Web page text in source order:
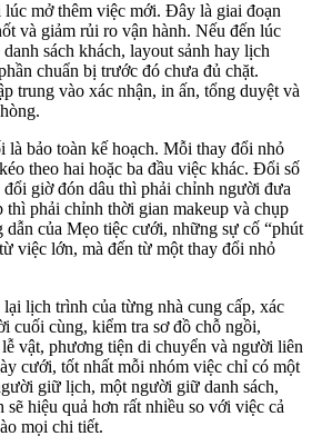
mở thêm việc mới. Đây là giai đoạn
và giảm rủi ro vận hành. Nếu đến lúc
sách khách, layout sảnh hay lịch
chuẩn bị trước đó chưa đủ chặt.
trung vào xác nhận, in ấn, tổng duyệt và
là bảo toàn kế hoạch. Mỗi thay đổi nhỏ
theo hai hoặc ba đầu việc khác. Đổi số
giờ đón dâu thì phải chỉnh người đưa
phải chỉnh thời gian makeup và chụp
dẫn của Mẹo tiệc cưới, những sự cố “phút
việc lớn, mà đến từ một thay đổi nhỏ
lịch trình của từng nhà cung cấp, xác
cuối cùng, kiểm tra sơ đồ chỗ ngồi,
vật, phương tiện di chuyển và người liên
cưới, tốt nhất mỗi nhóm việc chỉ có một
giữ lịch, một người giữ danh sách,
hiệu quả hơn rất nhiều so với việc cả
mọi chi tiết.